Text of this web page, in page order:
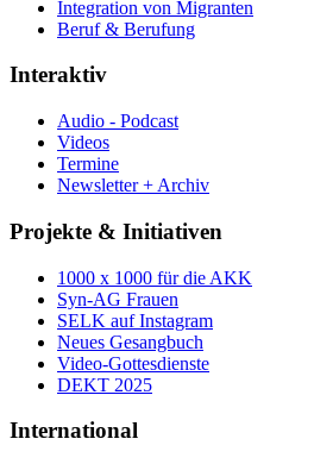
Integration von Migranten
Beruf & Berufung
Interaktiv
Audio - Podcast
Videos
Termine
Newsletter + Archiv
Projekte & Initiativen
1000 x 1000 für die AKK
Syn-AG Frauen
SELK auf Instagram
Neues Gesangbuch
Video-Gottesdienste
DEKT 2025
International